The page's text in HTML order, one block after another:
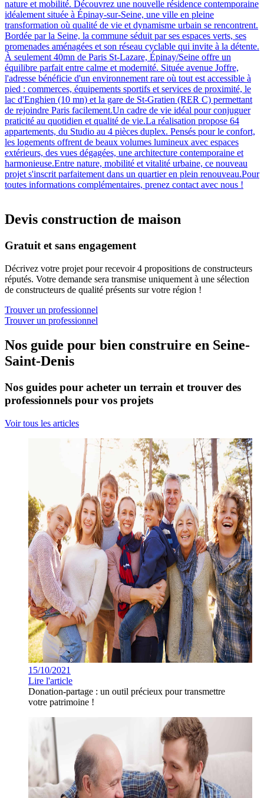
nature et mobilité. Découvrez une nouvelle résidence contemporaine
idéalement située à Épinay-sur-Seine, une ville en pleine
transformation où qualité de vie et dynamisme urbain se rencontrent.
Bordée par la Seine, la commune séduit par ses espaces verts, ses
promenades aménagées et son réseau cyclable qui invite à la détente.
À seulement 40mn de Paris St-Lazare, Épinay/Seine offre un
équilibre parfait entre calme et modernité. Située avenue Joffre,
l'adresse bénéficie d'un environnement rare où tout est accessible à
pied : commerces, équipements sportifs et services de proximité, le
lac d'Enghien (10 mn) et la gare de St-Gratien (RER C) permettant
de rejoindre Paris facilement.Un cadre de vie idéal pour conjuguer
praticité au quotidien et qualité de vie.La réalisation propose 64
appartements, du Studio au 4 pièces duplex. Pensés pour le confort,
les logements offrent de beaux volumes lumineux avec espaces
extérieurs, des vues dégagées, une architecture contemporaine et
harmonieuse.Entre nature, mobilité et vitalité urbaine, ce nouveau
projet s'inscrit parfaitement dans un quartier en plein renouveau.Pour
toutes informations complémentaires, prenez contact avec nous !
Devis construction de maison
Gratuit et sans engagement
Décrivez votre projet pour recevoir 4 propositions de constructeurs
réputés. Votre demande sera transmise uniquement à une sélection
de constructeurs de qualité présents sur votre région !
Trouver un professionnel
Trouver un professionnel
Nos guide pour bien construire en Seine-
Saint-Denis
Nos guides pour acheter un terrain et trouver des
professionnels pour vos projets
Voir tous les articles
15/10/2021
Lire l'article
Donation-partage : un outil précieux pour transmettre
votre patrimoine !